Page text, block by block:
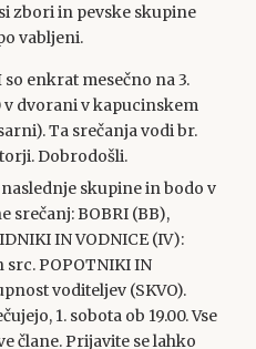
zbori in pevske skupine
vabljeni.
so enkrat mesečno na 3.
v dvorani v kapucinskem
Ta srečanja vodi br.
Dobrodošli.
skupine in bodo v
BOBRI (BB),
IN VODNICE (IV):
src. POPOTNIKI IN
voditeljev (SKVO).
1. sobota ob 19.00. Vse
člane. Prijavite se lahko